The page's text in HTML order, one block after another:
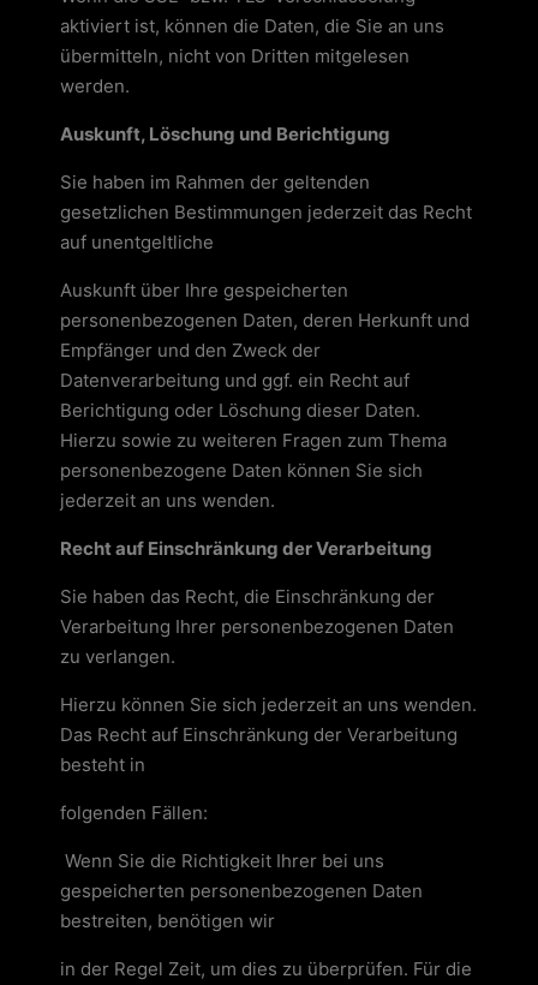
aktiviert ist, können die Daten, die Sie an uns
übermitteln, nicht von Dritten mitgelesen
werden.
Auskunft, Löschung und Berichtigung
Sie haben im Rahmen der geltenden
gesetzlichen Bestimmungen jederzeit das Recht
auf unentgeltliche
Auskunft über Ihre gespeicherten
personenbezogenen Daten, deren Herkunft und
Empfänger und den Zweck der
Datenverarbeitung und ggf. ein Recht auf
Berichtigung oder Löschung dieser Daten.
Hierzu sowie zu weiteren Fragen zum Thema
personenbezogene Daten können Sie sich
jederzeit an uns wenden.
Recht auf Einschränkung der Verarbeitung
Sie haben das Recht, die Einschränkung der
Verarbeitung Ihrer personenbezogenen Daten
zu verlangen.
Hierzu können Sie sich jederzeit an uns wenden.
Das Recht auf Einschränkung der Verarbeitung
besteht in
folgenden Fällen:
Wenn Sie die Richtigkeit Ihrer bei uns
gespeicherten personenbezogenen Daten
bestreiten, benötigen wir
in der Regel Zeit, um dies zu überprüfen. Für die